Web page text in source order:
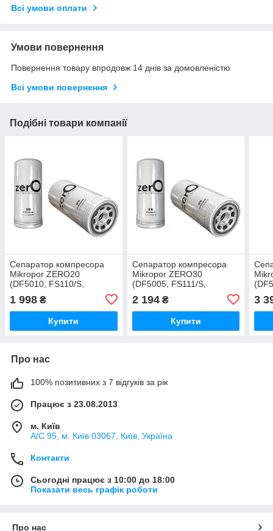
Всі умови оплати
Умови повернення
Повернення товару впродовж 14 днів за домовленістю
Всі умови повернення
Подібні товари компанії
Сепаратор компресора
Mikropor ZERO20
(DF5010, FS110/S,
1 998 ₴
Купити
Сепаратор компресора
Mikropor ZERO30
(DF5005, FS111/S,
2 194₴
Купити
3
Про нас
100% позитивних з 7 відгуків за рік
Працює з 23.08.2013
м. Київ
А/С 95, м. Київ 03067, Київ, Україна
Контакти
Сьогодні працює з 10:00 до 18:00
Показати весь графік роботи
Про нас